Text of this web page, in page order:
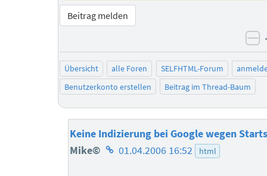
Beitrag melden
Übersicht alle Foren SELFHTML-Forum
Benutzerkonto erstellen
Beitrag im Thread-Baum
Keine Indizierung bei Google wegen
Mike© Homepage
01.04.2006 16:52 html